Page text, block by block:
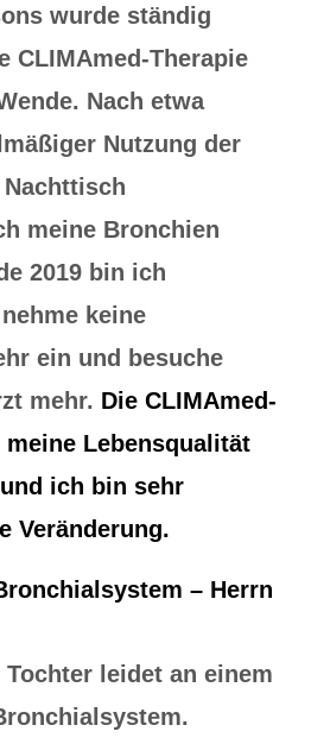
wurde ständig
CLIMAmed-Therapie
Nach etwa
Nutzung der
meine Bronchien
2019 bin ich
keine
ein und besuche
mehr. Die CLIMAmed-
Lebensqualität
ich bin sehr
Veränderung.
– Herrn
leidet an einem